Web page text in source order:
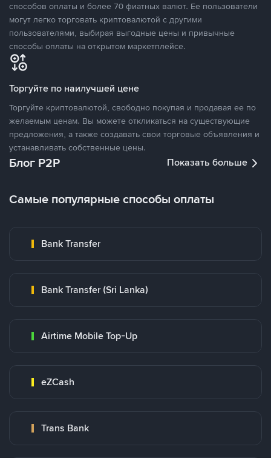
способов оплаты и более 70 фиатных валют. Ее пользователи
могут легко торговать криптовалютой с другими
пользователями, выбирая выгодные цены и привычные
способы оплаты на открытом маркетплейсе.
Торгуйте по наилучшей цене
Торгуйте криптовалютой, свободно покупая и продавая ее по
желаемым ценам. Вы можете откликаться на существующие
предложения, а также создавать свои торговые объявления и
устанавливать собственные цены.
Блог P2P Показать больше
Самые популярные способы оплаты
Bank Transfer
Bank Transfer (Sri Lanka)
Airtime Mobile Top-Up
eZCash
Trans Bank